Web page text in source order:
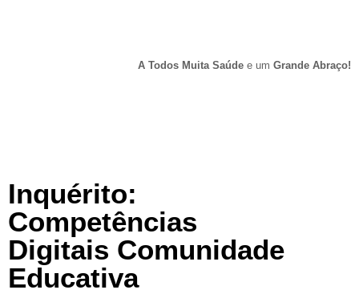
A Todos Muita Saúde e um Grande Abraço!
Inquérito:
Competências
Digitais Comunidade
Educativa